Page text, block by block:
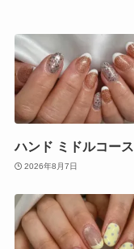
ハンド ミドルコース
2026年8月7日